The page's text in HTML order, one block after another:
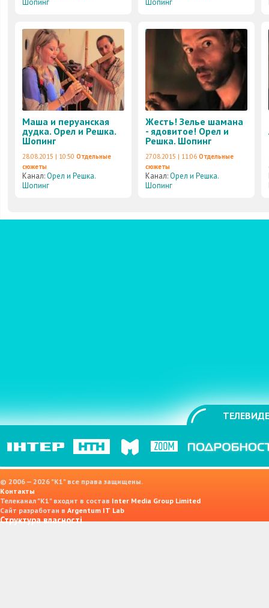
Шопинг
Шопинг
Маша и перуанская
дудка. Орел и Решка.
Шопинг
28.08.2015 | 10:50 Отдельные
сюжеты
Канал:Орел и Решка.
Шопинг
Жесть! Зелье шамана
- ядовитое! Орел и
Решка. Шопинг
27.08.2015 | 11:06 Отдельные
сюжеты
Канал:Орел и Решка.
Шопинг
© 2006 — 2026 "K1" все права защищены.
Контакты
Телеканал "К1" входит в состав Inter Media Group Limited
Сайт разработан в Argentum IT Lab
Структура власності